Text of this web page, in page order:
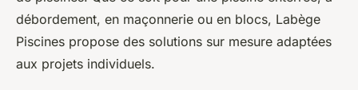
débordement, en maçonnerie ou en blocs, Labège
Piscines propose des solutions sur mesure adaptées
aux projets individuels.